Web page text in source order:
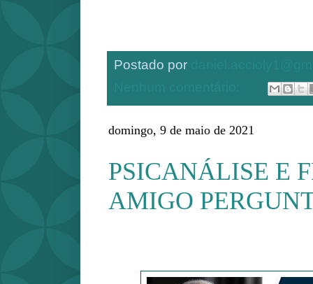
Postado por
domingo, 9 de maio de 2021
PSICANÁLISE E
AMIGO